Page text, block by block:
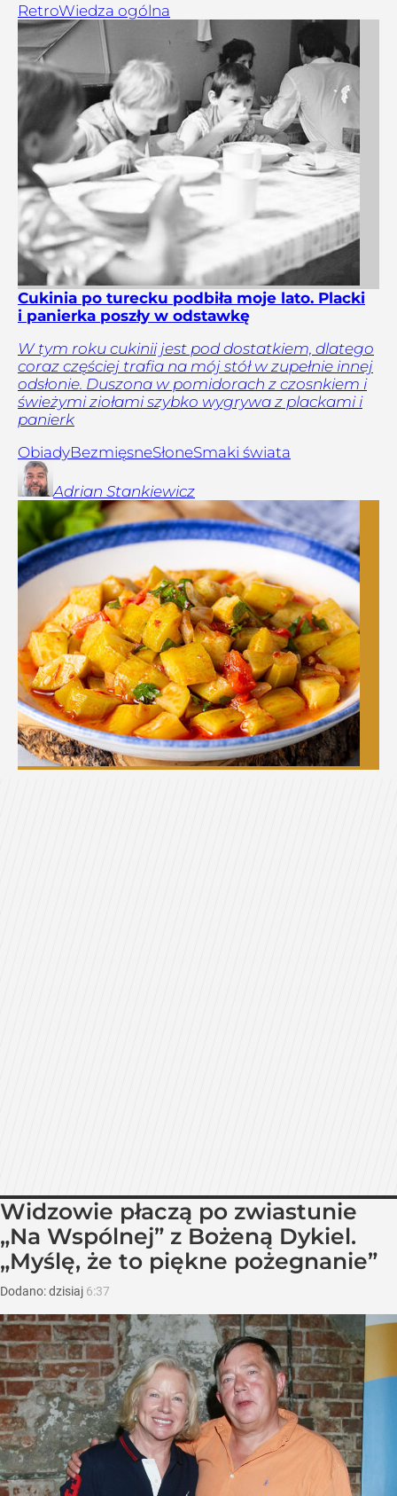
RetroWiedza ogólna
Cukinia po turecku podbiła moje lato. Placki
i panierka poszły w odstawkę
W tym roku cukinii jest pod dostatkiem, dlatego
coraz częściej trafia na mój stół w zupełnie innej
odsłonie. Duszona w pomidorach z czosnkiem i
świeżymi ziołami szybko wygrywa z plackami i
panierk
ObiadyBezmięsneSłoneSmaki świata
Adrian Stankiewicz
Widzowie płaczą po zwiastunie
„Na Wspólnej” z Bożeną Dykiel.
„Myślę, że to piękne pożegnanie”
Dodano:dzisiaj 6:37